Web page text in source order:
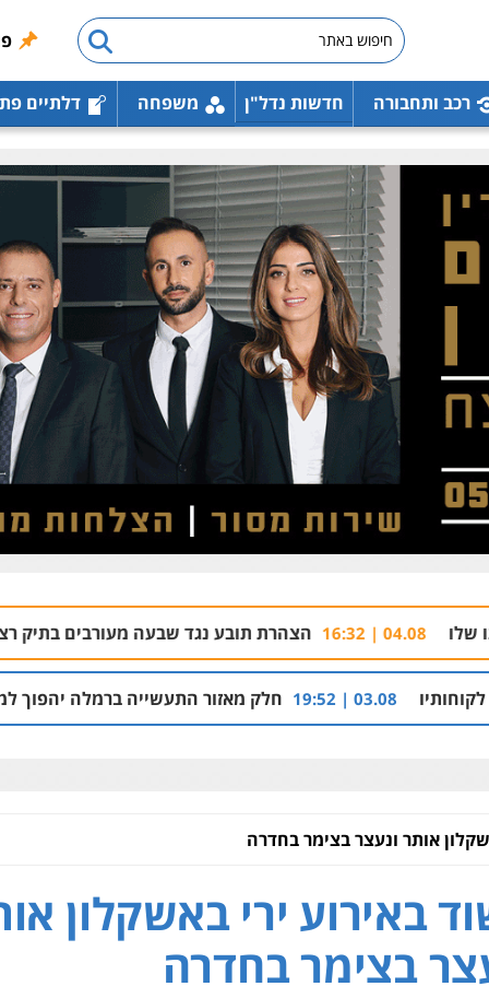
רכב ותחבורה חדשות נדל"ן משפחה דלתיים
הצהרת תובע נגד שבעה מעורבים בתיק רצח בניהו רזי
חלק מאזור התעשייה ברמלה יהפוך למתחם מגורים עם 1,700 יחידות דיור
אותר ונעצר בצימר בחדרה
באירוע ירי באשקלון
בצימר בחדרה